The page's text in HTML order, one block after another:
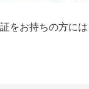
をお持ちの方に